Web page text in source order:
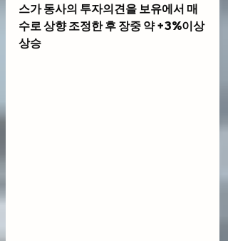
스가 동사의 투자의견을 보유에서 매
수로 상향 조정한 후 장중 약 +3%이상
상승